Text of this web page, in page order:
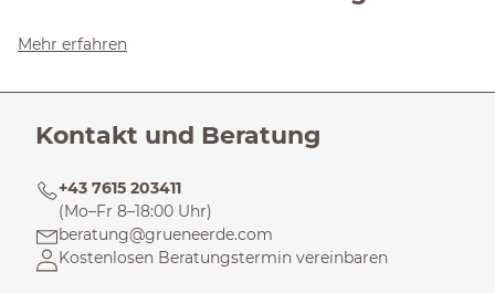
Mehr erfahren
Kontakt und Beratung
+43 7615 203411
(Mo–Fr 8–18:00 Uhr)
beratung@grueneerde.com
Kostenlosen Beratungstermin vereinbaren